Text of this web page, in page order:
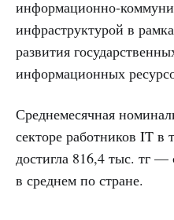
информационно-
инфраструктурой в
развития
информационных
Среднемесячная
секторе работников IT в
достигла 816,4 тыс. тг
в среднем по стране.